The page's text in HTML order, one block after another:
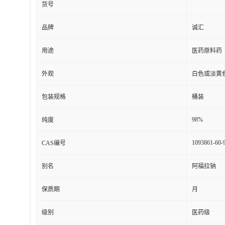
货号
品牌 诚汇
用途 医药原料药
外观 白色或淡黄
包装规格 桶装
纯度 98%
CAS编号 1093861-60-
别名 阿福拉钠
保质期 月
级别 医药级